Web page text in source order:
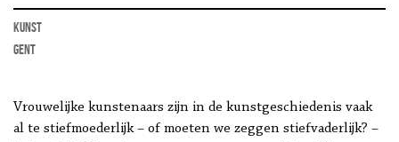
kunst
Gent
Vrouwelijke kunstenaars zijn in de kunstgeschiedenis vaak
al te stiefmoederlijk – of moeten we zeggen stiefvaderlijk? –